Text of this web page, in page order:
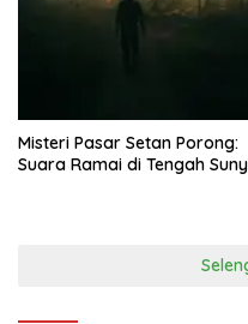
Misteri Pasar Setan Porong:
Suara Ramai di Tengah